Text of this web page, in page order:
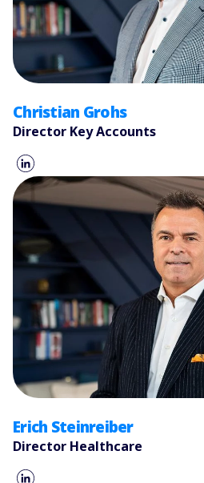
Christian Grohs
Director Key Accounts
Erich Steinreiber
Director Healthcare